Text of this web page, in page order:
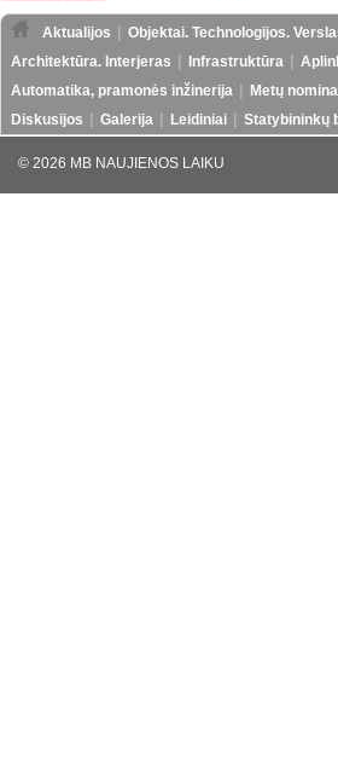
Aktualijos Objektai. Technologijos.
Architektūra. Interjeras
Infrastruktūra
Automatika, pramonės inžinerija
Metų
Diskusijos
Galerija Leidiniai Statybininkų
© 2026 MB NAUJIENOS LAIKU